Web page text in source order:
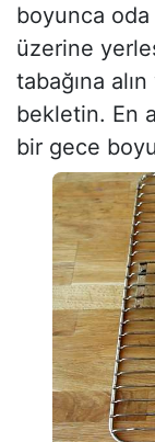
boyunca oda
üzerine
tabağına
bekletin. En
bir gece